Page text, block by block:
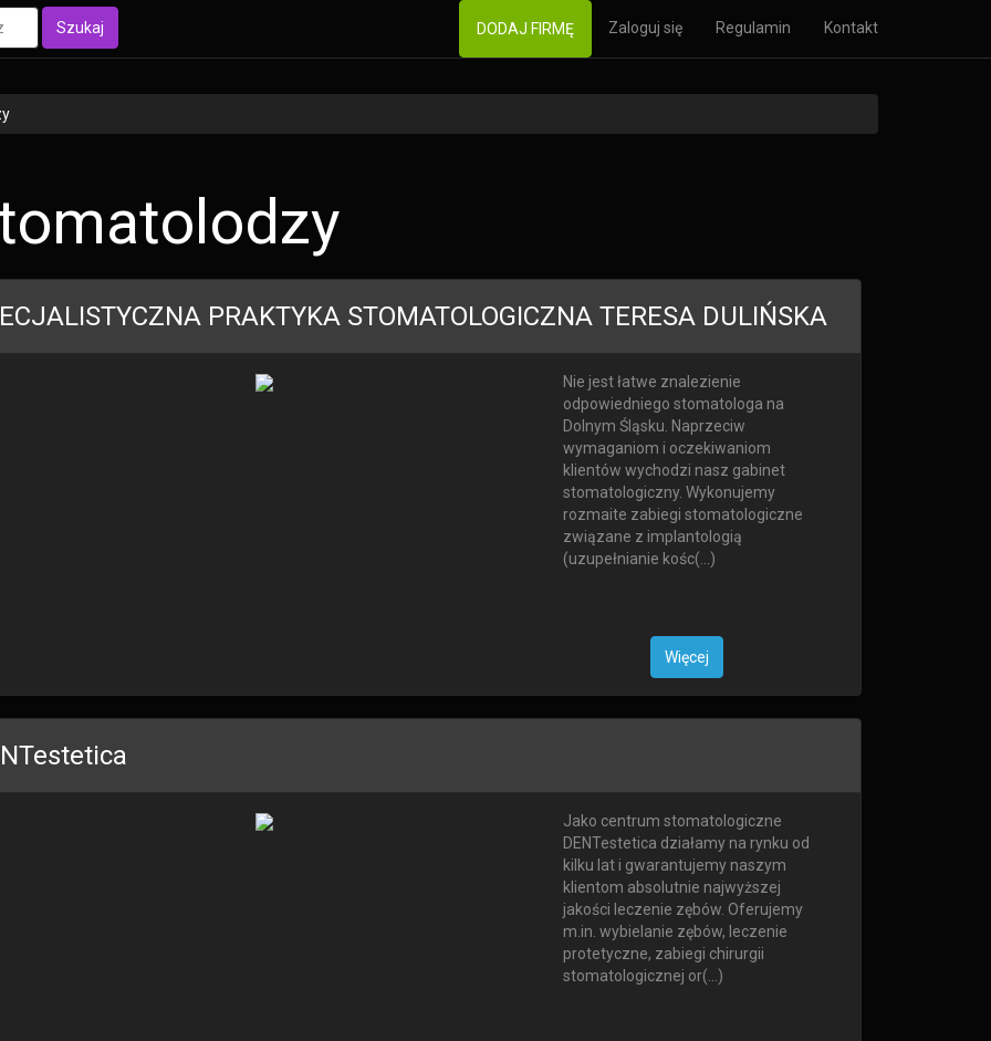
Szukaj DODAJ FIRMĘ Zaloguj się Regulamin Kontakt
PRAKTYKA STOMATOLOGICZNA TERESA DULIŃSKA
Nie jest łatwe znalezienie
odpowiedniego stomatologa na
Dolnym Śląsku. Naprzeciw
wymaganiom i oczekiwaniom
klientów wychodzi nasz gabinet
stomatologiczny. Wykonujemy
rozmaite zabiegi stomatologiczne
związane z implantologią
(uzupełnianie kośc(...)
Więcej
Jako centrum stomatologiczne
DENTestetica działamy na rynku od
kilku lat i gwarantujemy naszym
klientom absolutnie najwyższej
jakości leczenie zębów. Oferujemy
m.in. wybielanie zębów, leczenie
protetyczne, zabiegi chirurgii
stomatologicznej or(...)